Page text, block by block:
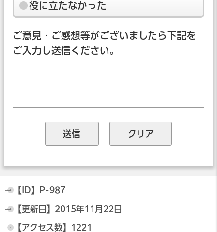
役に立たなかった
ご意見・ご感想等がございましたら下記を
ご入力し送信ください。
【ID】 P-987
【更新日】 2015年11月22日
【アクセス数】 1221